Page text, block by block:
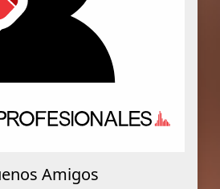
Amigos